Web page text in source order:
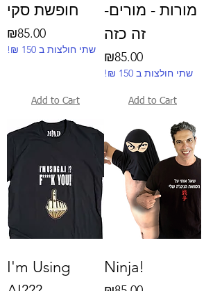
חופשת סקי
Price
₪85.00
!₪ שתי חולצות ב 150
Add to Cart
-מורות - מורים
זה כזה
Price
₪85.00
!₪ שתי חולצות ב 150
Add to Cart
I'm Using
Ninja!